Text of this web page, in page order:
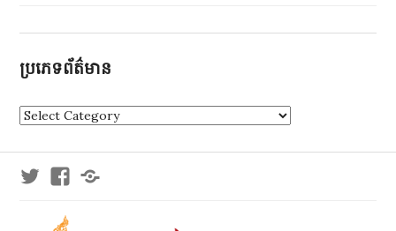
ប្រភេទព័ត៌មាន
ប្
រ
ព័
TwitterFacebook